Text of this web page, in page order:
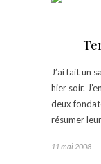
J’ai fait un
hier soir.
deux
résumer
11 mai 2008